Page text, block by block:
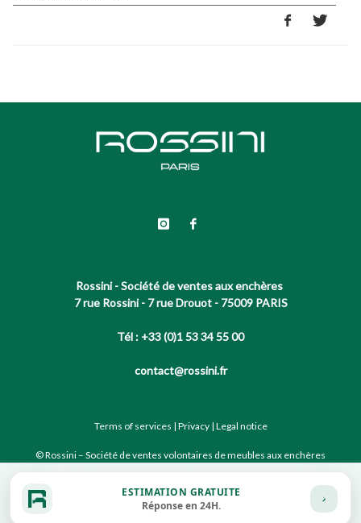
Rossini - Société de ventes aux enchères
7 rue Rossini - 7 rue Drouot - 75009 PARIS
Tél : +33 (0)1 53 34 55 00
contact@rossini.fr
Terms of services | Privacy| Legal notice
© Rossini – Société de ventes volontaires de meubles aux enchères
Site conçu par notre partenaire
ESTIMATION GRATUITE
Réponse en 24H.